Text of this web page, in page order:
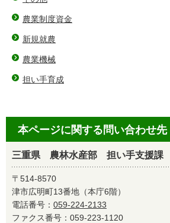
農業制度資金
新規就農
農業機械
担い手育成
本ページに関する問い合わせ先
三重県 農林水産部 担い手支援課
〒514-8570
津市広明町13番地（本庁6階）
電話番号： 059-224-2133
ファクス番号：059-223-1120